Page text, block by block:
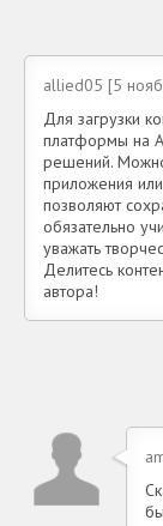
allied05 [5
Для загрузки
платформы на
решений.
приложения
позволяют
обязательно
уважать
Делитесь
автора!